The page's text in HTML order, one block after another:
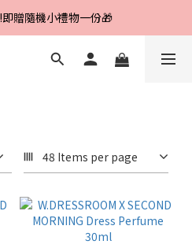
首購、回購皆贈100元
贈隨機小禮物一份🎁
首購、回購皆贈100元
48 Items per page